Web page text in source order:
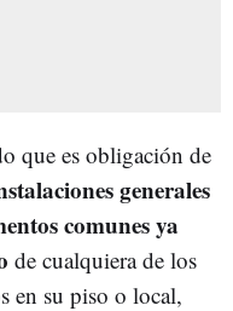
que es obligación de
generales
comunesya
de cualquiera de los
en su piso o local,